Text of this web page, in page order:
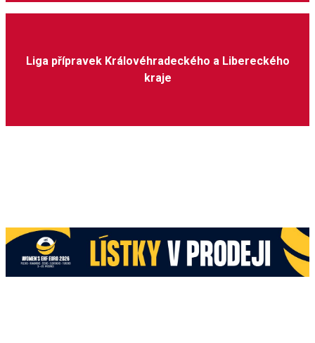
Liga přípravek Královéhradeckého a Libereckého
kraje